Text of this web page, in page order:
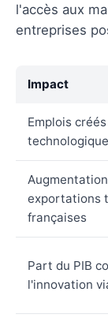
l'accès aux
entreprises
Impact
Emplois
technologique
exportations
françaises
Part du PIB
l'innovation